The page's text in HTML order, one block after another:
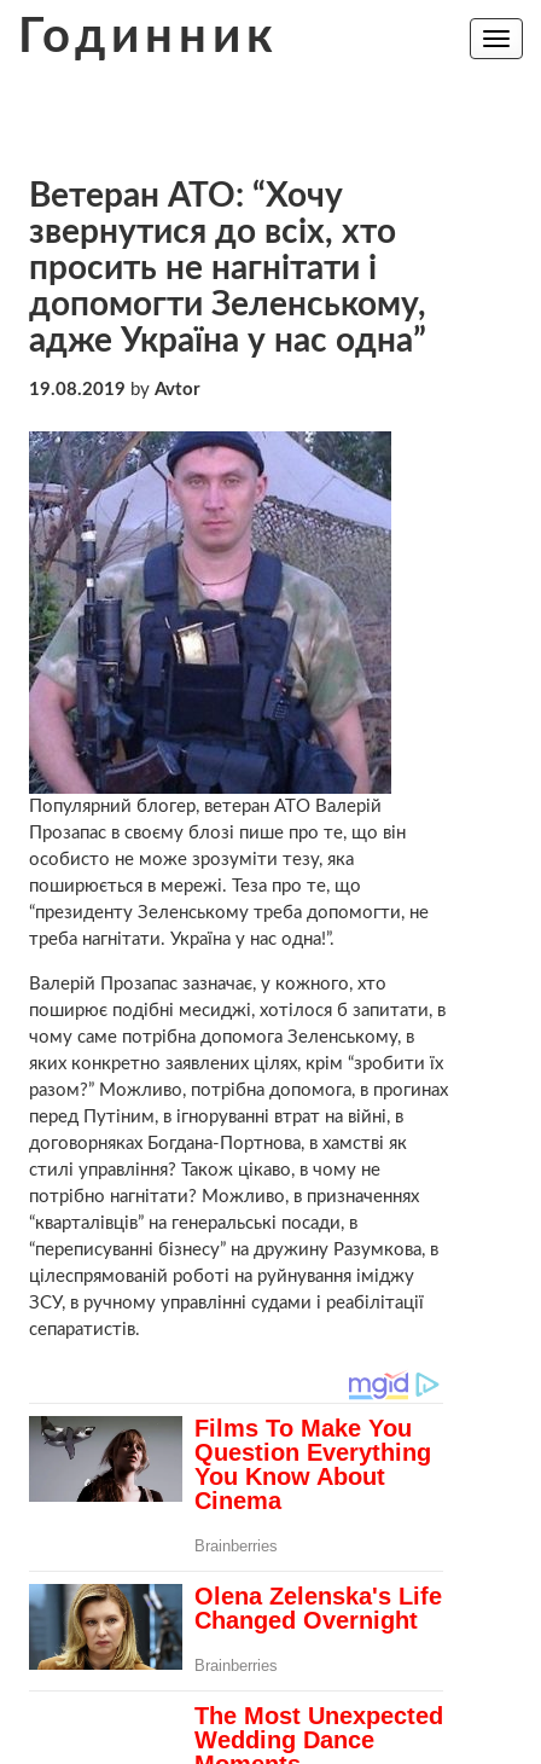
Годинник
Toggle
Ветеран АТО: “Хочу
звернутися до всіх, хто
просить не нагнітати і
допомогти Зеленському,
адже Україна у нас одна”
19.08.2019 by Avtor
Популярний блогер, ветеран АТО Валерій
Прозапас в своєму блозі пише про те, що він
особисто не може зрозуміти тезу, яка
поширюється в мережі. Теза про те, що
“президенту Зеленському треба допомогти, не
треба нагнітати. Україна у нас одна!”.
Валерій Прозапас зазначає, у кожного, хто
поширює подібні месиджі, хотілося б запитати, в
чому саме потрібна допомога Зеленському, в
яких конкретно заявлених цілях, крім “зробити їх
разом?” Можливо, потрібна допомога, в прогинах
перед Путіним, в ігноруванні втрат на війні, в
договорняках Богдана-Портнова, в хамстві як
стилі управління? Також цікаво, в чому не
потрібно нагнітати? Можливо, в призначеннях
“кварталівців” на генеральські посади, в
“переписуванні бізнесу” на дружину Разумкова, в
цілеспрямованій роботі на руйнування іміджу
ЗСУ, в ручному управлінні судами і реабілітації
сепаратистів.